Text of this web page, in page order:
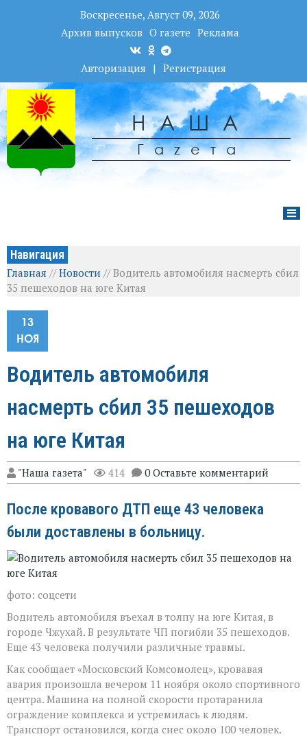
Воскресенье, Август 09, 2026
Архив выпусков О газете Реклама
Авторизация | Регистрация
НАША
Гаzета
Навигация
Главная //Новости //Водитель автомобиля насмерть сбил
35 пешеходов на юге Китая
13
НОЯ
Водитель автомобиля
насмерть сбил 35 пешеходов
на юге Китая
"Наша газета" 414 0 Оставьте комментарий
После кровавого ДТП еще 43 человека
были доставлены в больницу.
фото: соцсети
Водитель автомобиля въехал в толпу на юге Китая, в
городе Чжухай. В результате ЧП погибли 35 пешеходов.
Еще 43 человека получили различные травмы.
Как сообщает «Московский Комсомолец», кровавая
авария произошла вечером 11 ноября около спортивного
центра. Машина на полной скорости протаранила
ограждение комплекса и устремилась к людям.
Транспорт остановился, когда снес около 100 человек.